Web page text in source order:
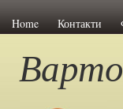
Home Контакти